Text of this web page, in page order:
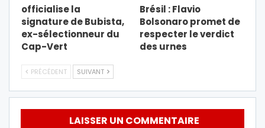
officialise la
signature de Bubista,
ex-sélectionneur du
Cap-Vert
Brésil : Flavio
Bolsonaro promet de
respecter le verdict
des urnes
PRÉCÉDENT SUIVANT
LAISSER UN COMMENTAIRE